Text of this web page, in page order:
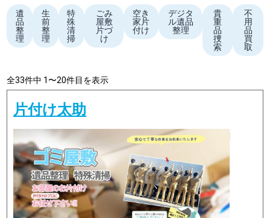
遺
品
整
理
生
前
整
理
特
殊
清
掃
ごみ
屋敷
片づ
け
空き
家片
付け
デジタ
ル遺品
整理
貴
重
品
捜
索
不
用
品
買
取
全33件中 1〜20件目を表示
片付け太助